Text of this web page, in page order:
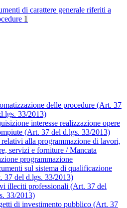
di carattere generale riferiti a
1
delle procedure (Art. 37
33/2013)
interesse realizzazione opere
(Art. 37 del d.lgs. 33/2013)
alla programmazione di lavori,
servizi e forniture / Mancata
programmazione
sul sistema di qualificazione
37 del d.lgs. 33/2013)
illeciti professionali (Art. 37 del
33/2013)
di investimento pubblico (Art. 37